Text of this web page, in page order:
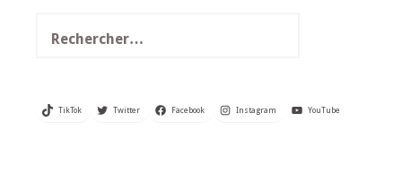
TikTok Twitter Facebook Instagram YouTube